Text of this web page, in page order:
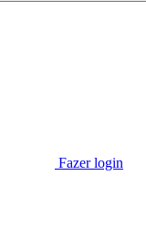
Fazer login